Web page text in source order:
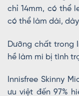
chỉ 14mm, có thể
có thể làm dài,
Dưỡng chất trong
hề làm mi bị tình
Innisfree Skinny
ưu việt đến 97%